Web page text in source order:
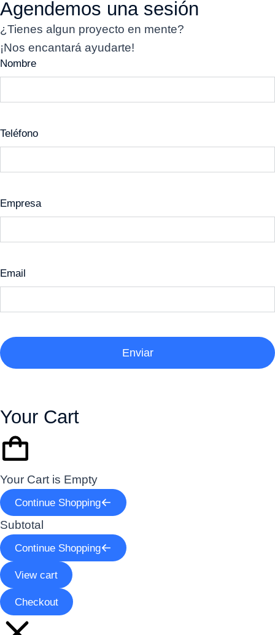
Agendemos una sesión
¿Tienes algun proyecto en mente?
¡Nos encantará ayudarte!
Nombre
Teléfono
Empresa
Email
Enviar
Your Cart
Your Cart is Empty
Continue Shopping
Subtotal
Continue Shopping
View cart
Checkout